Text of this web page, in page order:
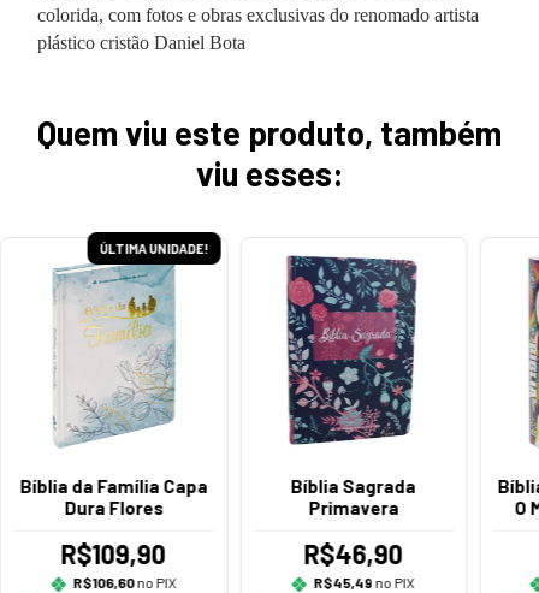
colorida, com fotos e obras exclusivas do renomado artista
plástico cristão Daniel Bota
Quem viu este produto, também
viu esses:
ÚLTIMA UNIDADE!
Bíblia da Família Capa
Dura Flores
R$109,90
R$106,60no PIX
Bíblia Sagrada
Primavera
R$46,90
R$45,49 no PIX
O